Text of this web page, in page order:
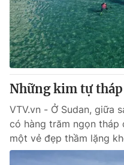
Những kim tự tháp
VTV.vn - Ở Sudan, giữa
có hàng trăm ngọn tháp
một vẻ đẹp thầm lặng